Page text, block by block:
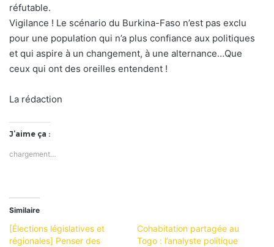
réfutable.
Vigilance ! Le scénario du Burkina-Faso n’est pas exclu
pour une population qui n’a plus confiance aux politiques
et qui aspire à un changement, à une alternance…Que
ceux qui ont des oreilles entendent !
La rédaction
J’aime ça :
chargement…
Similaire
[Élections législatives et
régionales] Penser des
Cohabitation partagée au
Togo : l’analyste politique